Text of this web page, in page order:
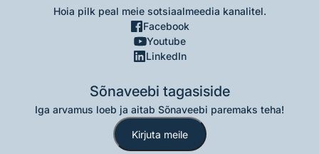
Hoia pilk peal meie sotsiaalmeedia kanalitel.
Facebook
Youtube
LinkedIn
Sõnaveebi tagasiside
Iga arvamus loeb ja aitab Sõnaveebi paremaks teha!
Kirjuta meile